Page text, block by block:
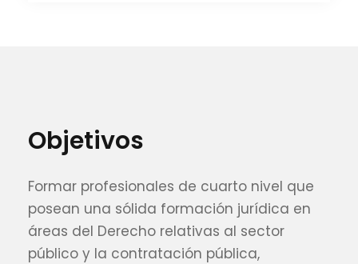
Objetivos
Formar profesionales de cuarto nivel que
posean una sólida formación jurídica en
áreas del Derecho relativas al sector
público y la contratación pública,